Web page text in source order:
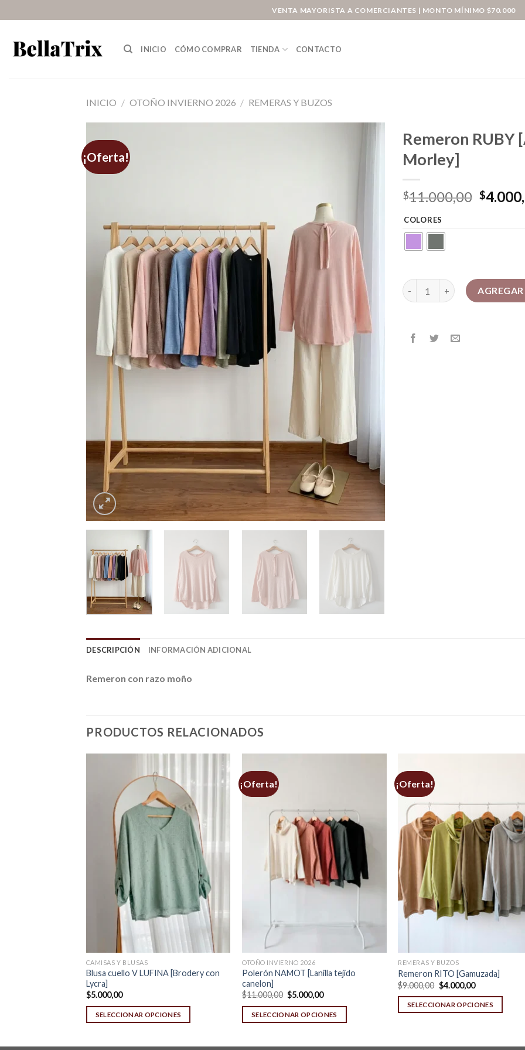
al
VENTA MAYORISTA A COMERCIANTES | MONTO MÍNIMO $70.000
INICIO CÓMO COMPRAR TIENDA CONTACTO
INICIO / OTOÑO INVIERNO 2026 / REMERAS Y BUZOS
¡Oferta!
Remeron RUBY
Morley]
$11.000,00 $
COLORES
Remeron RUBY [Angorina
DESCRIPCIÓN INFORMACIÓN ADICIONAL
Remeron con razo moño
PRODUCTOS RELACIONADOS
CAMISAS Y BLUSAS
Blusa cuello V LUFINA [Brodery con
Lycra]
$5.000,00
SELECCIONAR OPCIONES
¡Oferta!
OTOÑO INVIERNO 2026
Polerón NAMOT [Lanilla tejido
canelon]
$11.000,00 Original
price
was:
$11.000,00.
$5.000,00Current
is:
$5.000,00.
SELECCIONAR OPCIONES
¡Oferta!
REMERAS Y BUZOS
Remeron RITO [Gamuzada]
$9.000,00 Original
price
was:
$9.000,00.
$4.000,00Current
is:
$4.000,00.
SELECCIONAR OPCIONES
has